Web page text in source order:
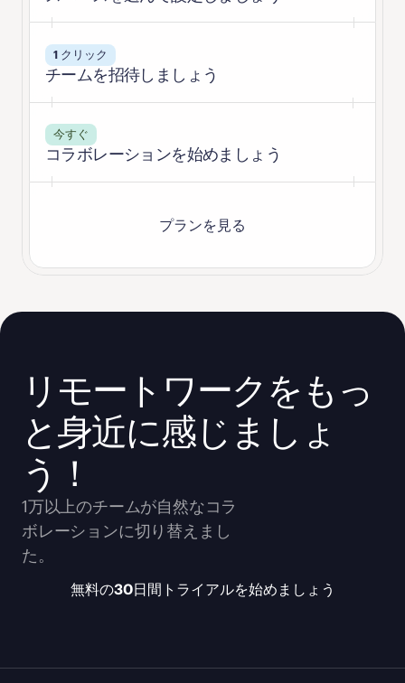
1 クリック
チームを招待しましょう
今すぐ
コラボレーションを始めましょう
プランを見る
リモートワークをもっ
と身近に感じましょ
う！
1万以上のチームが自然なコラ
ボレーションに切り替えまし
た。
無料の30日間トライアルを始めましょう